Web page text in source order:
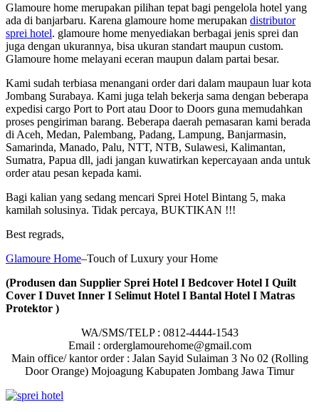
Glamoure home merupakan pilihan tepat bagi pengelola hotel yang
ada di banjarbaru. Karena glamoure home merupakan distributor
sprei hotel. glamoure home menyediakan berbagai jenis sprei dan
juga dengan ukurannya, bisa ukuran standart maupun custom.
Glamoure home melayani eceran maupun dalam partai besar.
Kami sudah terbiasa menangani order dari dalam maupaun luar kota
Jombang Surabaya. Kami juga telah bekerja sama dengan beberapa
expedisi cargo Port to Port atau Door to Doors guna memudahkan
proses pengiriman barang. Beberapa daerah pemasaran kami berada
di Aceh, Medan, Palembang, Padang, Lampung, Banjarmasin,
Samarinda, Manado, Palu, NTT, NTB, Sulawesi, Kalimantan,
Sumatra, Papua dll, jadi jangan kuwatirkan kepercayaan anda untuk
order atau pesan kepada kami.
Bagi kalian yang sedang mencari Sprei Hotel Bintang 5, maka
kamilah solusinya. Tidak percaya, BUKTIKAN !!!
Best regrads,
Glamoure Home–Touch of Luxury your Home
(Produsen dan Supplier Sprei Hotel I Bedcover Hotel I Quilt
Cover I Duvet Inner I Selimut Hotel I Bantal Hotel I Matras
Protektor )
WA/SMS/TELP : 0812-4444-1543
Email : orderglamourehome@gmail.com
Main office/ kantor order : Jalan Sayid Sulaiman 3 No 02 (Rolling
Door Orange) Mojoagung Kabupaten Jombang Jawa Timur